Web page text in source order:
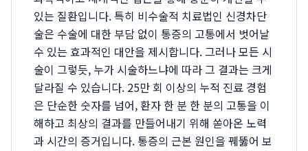
있는 질환입니다. 특히 비수술적 치료법인 신경차단
술은 수술에 대한 부담 없이 통증의 고통에서 벗어날
수 있는 효과적인 대안을 제시합니다. 그러나 모든 시
술이 그렇듯, 누가 시술하느냐에 따라 그 결과는 크게
달라질 수 있습니다. 25만 회 이상의 누적 진료 경험
은 단순한 숫자를 넘어, 환자 한 분 한 분의 고통을 이
해하고 최상의 결과를 만들어내기 위해 쏟아온 노력
과 시간의 증거입니다. 통증의 근본 원인을 꿰뚫어 보